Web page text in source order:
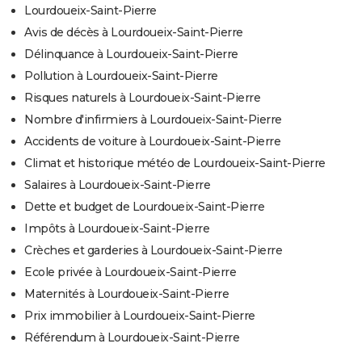
Lourdoueix-Saint-Pierre
Avis de décès à Lourdoueix-Saint-Pierre
Délinquance à Lourdoueix-Saint-Pierre
Pollution à Lourdoueix-Saint-Pierre
Risques naturels à Lourdoueix-Saint-Pierre
Nombre d'infirmiers à Lourdoueix-Saint-Pierre
Accidents de voiture à Lourdoueix-Saint-Pierre
Climat et historique météo de Lourdoueix-Saint-Pierre
Salaires à Lourdoueix-Saint-Pierre
Dette et budget de Lourdoueix-Saint-Pierre
Impôts à Lourdoueix-Saint-Pierre
Crèches et garderies à Lourdoueix-Saint-Pierre
Ecole privée à Lourdoueix-Saint-Pierre
Maternités à Lourdoueix-Saint-Pierre
Prix immobilier à Lourdoueix-Saint-Pierre
Référendum à Lourdoueix-Saint-Pierre